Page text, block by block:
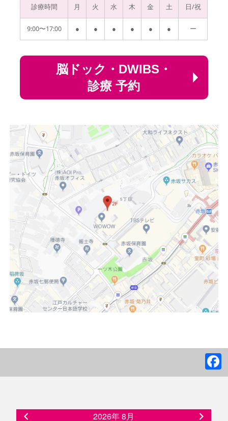
診療時間 月 火 水 木 金 土 日/祝
9:00〜17:00 ● ● ● ● ● ● ー
脳ドック・DWIBS・
診療 予約
2026年 8月